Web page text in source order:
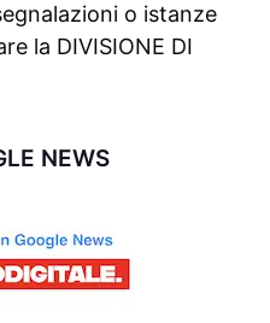
o istanze
la DIVISIONE DI
NEWS